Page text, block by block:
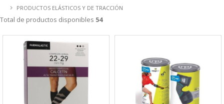
PRODUCTOS ELÁSTICOS Y DE TRACCIÓN
Total de productos disponibles 54